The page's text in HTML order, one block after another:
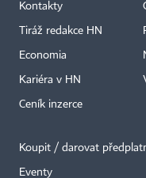
Kontakty
Tiráž redakce HN
Economia
Kariéra v HN
Ceník inzerce
Koupit / darovat
Eventy